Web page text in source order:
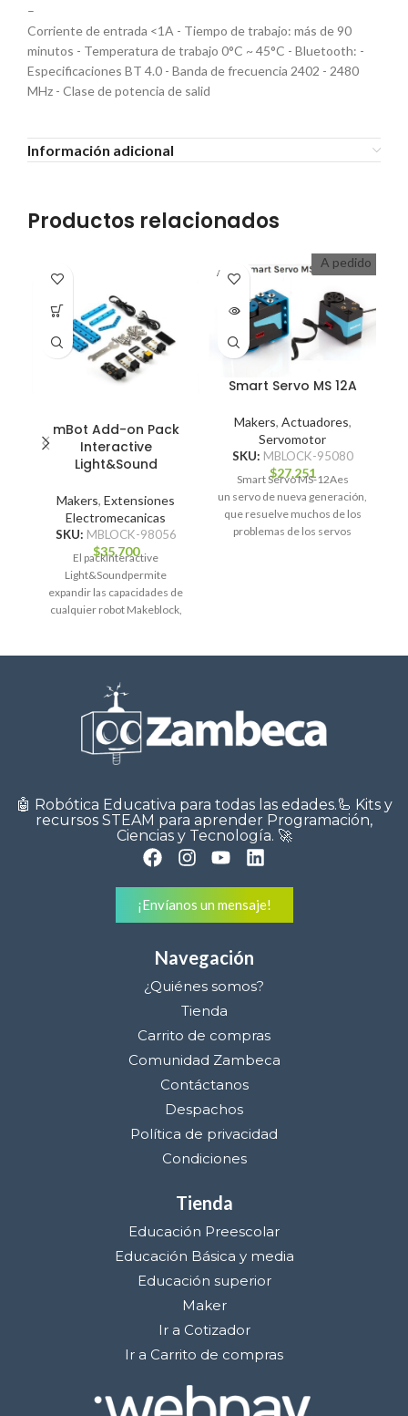
–
Corriente de entrada <1A - Tiempo de trabajo: más de 90
minutos - Temperatura de trabajo 0°C ~ 45°C - Bluetooth: -
Especificaciones BT 4.0 - Banda de frecuencia 2402 - 2480
MHz - Clase de potencia de salid
Información adicional
Productos relacionados
mBot Add-on Pack
Interactive
Light&Sound
Makers, Extensiones
Electromecanicas
SKU: MBLOCK-98056
$35.700
El packInteractive
Light&Soundpermite
expandir las capacidades de
cualquier robot Makeblock,
todos compatibles
A PEDI
DO
A pedido
Smart Servo MS 12A
Makers, Actuadores,
Servomotor
SKU: MBLOCK-95080
$27.251
Smart Servo MS-12Aes
un servo de nueva generación,
que resuelve muchos de los
problemas de los servos
🤖 Robótica Educativa para todas las edades.🦾 Kits y
recursos STEAM para aprender Programación,
Ciencias y Tecnología. 🚀
¡Envíanos un mensaje!
Navegación
¿Quiénes somos?
Tienda
Carrito de compras
Comunidad Zambeca
Contáctanos
Despachos
Política de privacidad
Condiciones
Tienda
Educación Preescolar
Educación Básica y media
Educación superior
Maker
Ir a Cotizador
Ir a Carrito de compras